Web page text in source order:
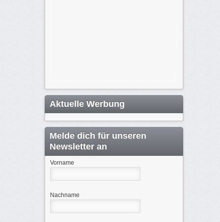
Aktuelle Werbung
Melde dich für unseren
Newsletter an
Vorname
Nachname